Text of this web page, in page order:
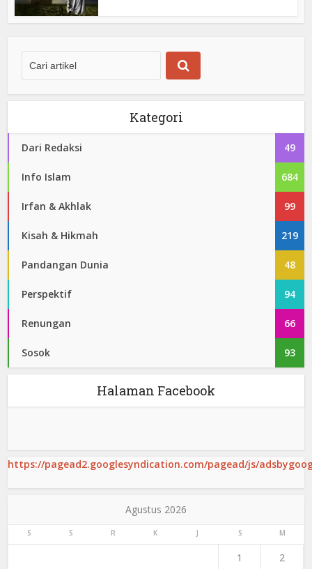
Kategori
Dari Redaksi 49
Info Islam 684
Irfan & Akhlak 99
Kisah & Hikmah 219
Pandangan Dunia 48
Perspektif 94
Renungan 66
Sosok 93
Halaman Facebook
https://pagead2.googlesyndication.com/pagead/js/
Agustus 2026
S S R K J S M
1 2